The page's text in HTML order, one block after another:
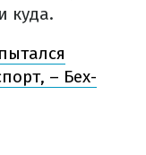
куда.
– Бех-